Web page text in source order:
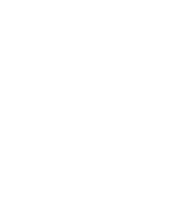
StVZO beantragen
Mähdrescher)